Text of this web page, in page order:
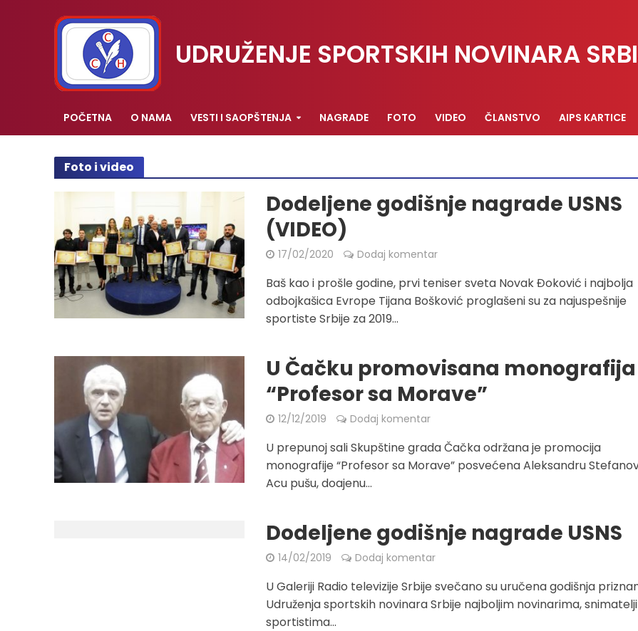
UDRUŽENJE SPORTSKIH NOVINARA
POČETNA O NAMA VESTI I SAOPŠTENJA NAGRADE FOTO VIDEO ČLANSTVO AIPS KARTICE
Foto i video
Dodeljene godišnje nagrade USNS
(VIDEO)
17/02/2020 Dodaj komentar
Baš kao i prošle godine, prvi teniser sveta Novak Đoković i najbolja
odbojkašica Evrope Tijana Bošković proglašeni su za najuspešnije
sportiste Srbije za 2019...
U Čačku promovisana monografija
“Profesor sa Morave”
12/12/2019 Dodaj komentar
U prepunoj sali Skupštine grada Čačka održana je promocija
monografije “Profesor sa Morave” posvećena Aleksandru
Acu pušu, doajenu...
Dodeljene godišnje nagrade USNS
14/02/2019 Dodaj komentar
U Galeriji Radio televizije Srbije svečano su uručena godišnja
Udruženja sportskih novinara Srbije najboljim novinarima,
sportistima...